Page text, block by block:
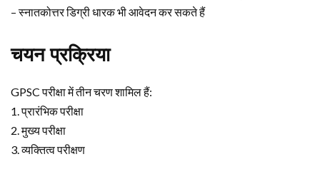
– स्नातकोत्तर डिग्री धारक भी आवेदन कर सकते हैं
चयन प्रक्रिया
GPSC परीक्षा में तीन चरण शामिल हैं:
1. प्रारंभिक परीक्षा
2. मुख्य परीक्षा
3. व्यक्तित्व परीक्षण